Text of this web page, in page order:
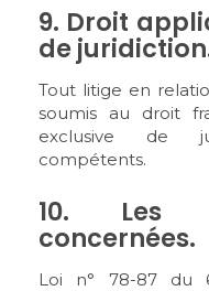
9. Droit
de
Tout litige en
soumis au droit
exclusive de
compétents.
10. Les
concernées.
Loi n° 78-87 du